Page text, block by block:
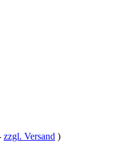
zzgl. Versand )